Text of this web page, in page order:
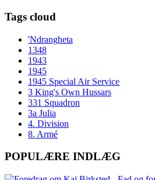
Tags cloud
'Ndrangheta
1348
1943
1945
1945 Special Air Service
3 King's Own Hussars
331 Squadron
3a Julia
4. Division
8. Armé
POPULÆRE INDLÆG